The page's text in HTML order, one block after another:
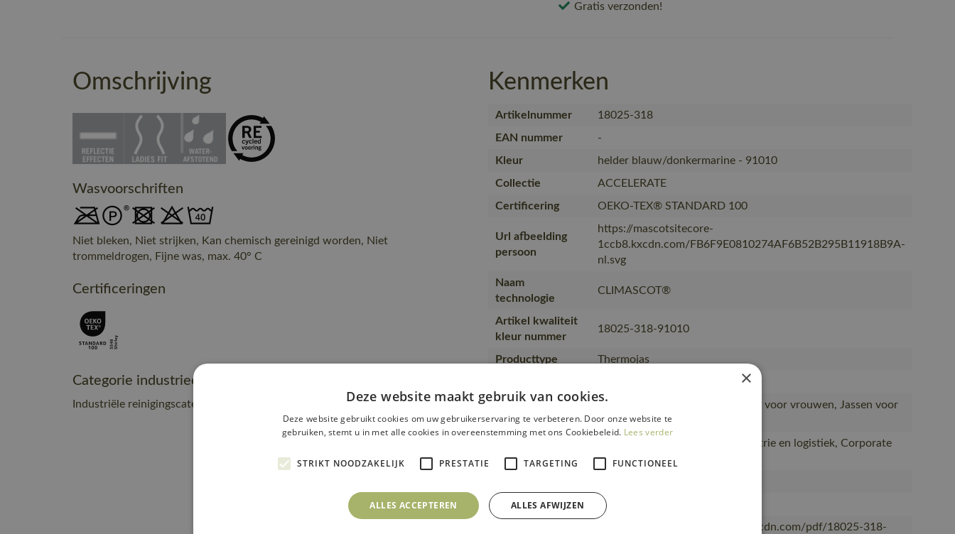
Gratis verzonden!
Omschrijving
Wasvoorschriften
Niet bleken, Niet strijken, Kan chemisch gereinigd worden, Niet
trommeldrogen, Fijne was, max. 40° C
Certificeringen
Categorie industrieel onderhoud
Industriële reinigingscategorie C2
Kenmerken
Artikelnummer
18025-318
EAN nummer
-
Kleur
helder blauw/donkermarine - 91010
Collectie
ACCELERATE
Certificering
OEKO-TEX® STANDARD 100
Url afbeelding
persoon
https://mascotsitecore-
1ccb8.kxcdn.com/FB6F9E0810274AF6B52B295B11918B9A-
nl.svg
Naam
technologie
CLIMASCOT®
Artikel kwaliteit
kleur nummer
18025-318-91010
Producttype
Thermojas
Werkjassen, Jassen, Werkkleding voor vrouwen, Jassen voor
vrouwen, Thermojassen
Bouw en installatie, Lichte industrie en logistiek, Corporate
Wear
Merk
MASCOT®
https://mascotsitecore-1ccb8.kxcdn.com/pdf/18025-318-
×
Deze website maakt gebruik van cookies.
Deze website gebruikt cookies om uw gebruikerservaring te verbeteren. Door onze website te
gebruiken, stemt u in met alle cookies in overeenstemming met ons Cookiebeleid. Lees verder
STRIKT NOODZAKELIJK PRESTATIE TARGETING FUNCTIONEEL
ALLES ACCEPTEREN ALLES AFWIJZEN